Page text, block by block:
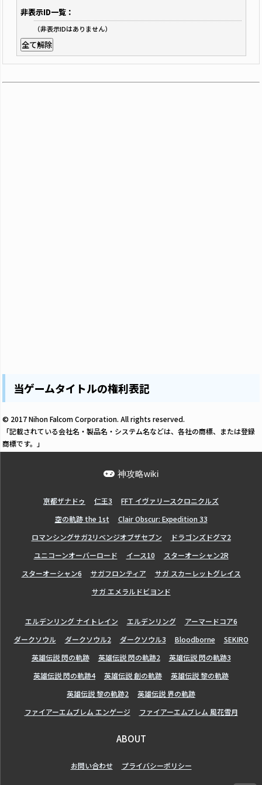
非表示ID一覧：
（非表示IDはありません）
全て解除
当ゲームタイトルの権利表記
© 2017 Nihon Falcom Corporation. All rights reserved.
「記載されている会社名・製品名・システム名などは、各社の商標、または登録
商標です。」
神攻略wiki
亰都ザナドゥ 仁王3
FFT イヴァリースクロニクルズ
空の軌跡 the 1st
Clair Obscur: Expedition 33
ロマンシングサガ2リベンジオブザセブン
ドラゴンズドグマ2
ユニコーンオーバーロード
イース10
スターオーシャン2R
スターオーシャン6
サガフロンティア
サガ スカーレットグレイス
サガ エメラルドビヨンド
エルデンリング ナイトレイン エルデンリング
アーマードコア6
ダークソウル
ダークソウル2 ダークソウル3 Bloodborne
SEKIRO
英雄伝説 閃の軌跡
英雄伝説 閃の軌跡2
英雄伝説 閃の軌跡3
英雄伝説 閃の軌跡4
英雄伝説 創の軌跡
英雄伝説 黎の軌跡
英雄伝説 黎の軌跡2
英雄伝説 界の軌跡
ファイアーエムブレム エンゲージ
ファイアーエムブレム 風花雪月
ABOUT
お問い合わせ プライバシーポリシー